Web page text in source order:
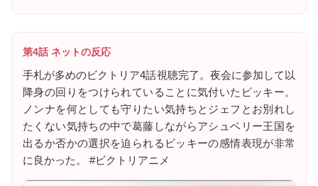
第4話 ネットの反応
手札が多めのビクトリア4話視聴完了。夜会に参加して以
降身の回りをつけられていることに気付いたビッキー。
ノンナを何としても守りたい気持ちとジェフとお別れし
たくない気持ちの中で葛藤しながらアシュベリー王国を
出るか否かの選択を迫られるビッキーの感情表現が非常
に良かった。 #ビクトリアニメ